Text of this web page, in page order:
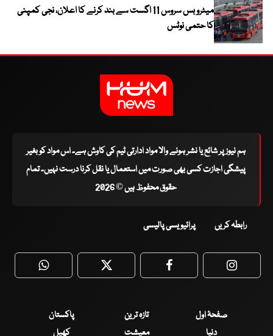
میٹرو بس سروس 11 اگست سے بند کرنے کا اعلان، نجی کمپنی
کا حتمی نوٹس
ہم نیوز پر شائع یا نشر ہونے والا مواد ادارتی ٹیم کی کاوش ہے۔ اس مواد کو بغیر
پیشگی اجازت کسی بھی صورت میں استعمال یا نقل کرنا درست نہیں۔ تمام
حقوق محفوظ ہیں © 2026
رابطہ کریں پرائیویسی پالیسی
WhatsApp Twitter Facebook
صفحۂ اول تازہ ترین
پاکستان
دنیا
معیشت کھیل